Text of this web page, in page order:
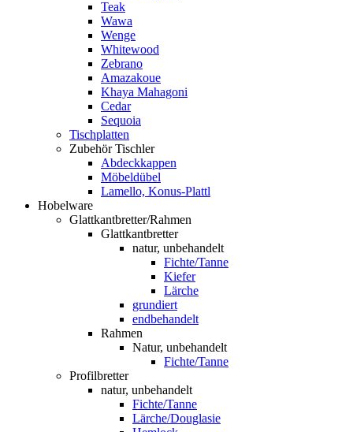
Teak
Wawa
Wenge
Whitewood
Zebrano
Amazakoue
Khaya Mahagoni
Cedar
Sequoia
Tischplatten
Zubehör Tischler
Abdeckkappen
Möbeldübel
Lamello, Konus-Plattl
Hobelware
Glattkantbretter/Rahmen
Glattkantbretter
natur, unbehandelt
Fichte/Tanne
Kiefer
Lärche
grundiert
endbehandelt
Rahmen
Natur, unbehandelt
Fichte/Tanne
Profilbretter
natur, unbehandelt
Fichte/Tanne
Lärche/Douglasie